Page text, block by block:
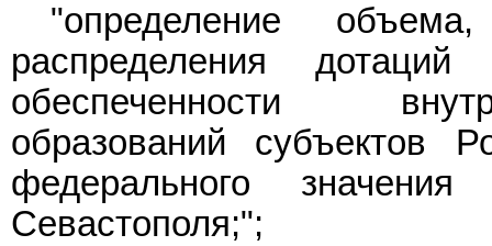
"определение
распределения
обеспеченности
образований субъектов
федерального
Севастополя;";